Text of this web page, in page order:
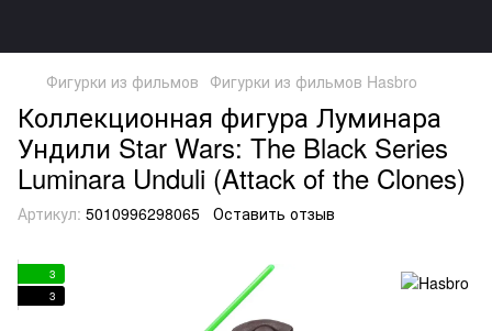
Фигурки из фильмов Фигурки из фильмов Hasbro
Коллекционная фигура Луминара
Ундили Star Wars: The Black Series
Luminara Unduli (Attack of the Clones)
Артикул: 5010996298065 Оставить отзыв
3
3